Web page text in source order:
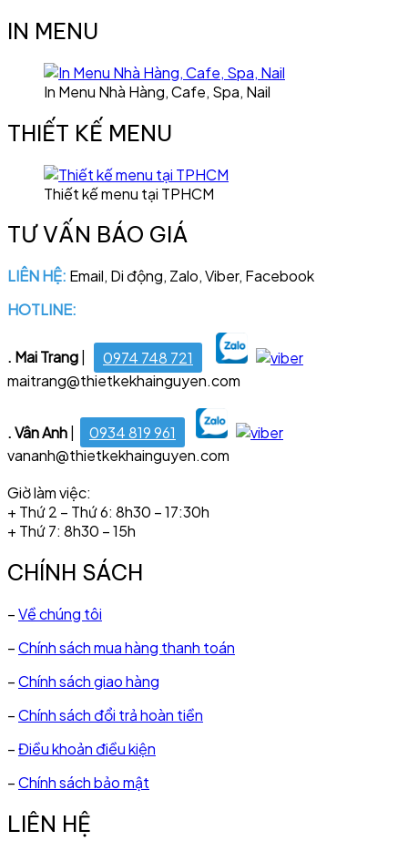
IN MENU
In Menu Nhà Hàng, Cafe, Spa, Nail
THIẾT KẾ MENU
Thiết kế menu tại TPHCM
TƯ VẤN BÁO GIÁ
LIÊN HỆ: Email, Di động, Zalo, Viber, Facebook
HOTLINE:
. Mai Trang
0974 748 721
maitrang@thietkekhainguyen.com
. Vân Anh
0934 819 961
vananh@thietkekhainguyen.com
Giờ làm việc:
+ Thứ 2 – Thứ 6: 8h30 – 17:30h
+ Thứ 7: 8h30 – 15h
CHÍNH SÁCH
–Về chúng tôi
–Chính sách mua hàng thanh toán
–Chính sách giao hàng
–Chính sách đổi trả hoàn tiền
–Điều khoản điều kiện
–Chính sách bảo mật
LIÊN HỆ